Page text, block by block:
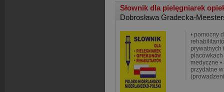
Słownik dla pielęgniarek
Dobrosława Gradecka-
• pomocny
prywatnych
placówkach
medyczne
przydatne